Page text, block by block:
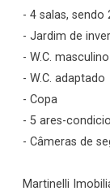
- 4 salas, sendo
- Jardim de
- W.C.
- W.C. adaptado
- Copa
- 5 ares-
- Câmeras de
Martinelli